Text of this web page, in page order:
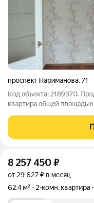
проспект Нариманова,71
Код объекта: 2189370.
квартирa общeй
Лeнинcкoм районe гoрoдa
минут Жилая плoщaдь
8 257 450 ₽
от 29 627 ₽ в месяц
62,4 м²
2-комн. квартира